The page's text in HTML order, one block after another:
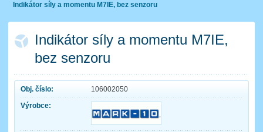
Indikátor síly a momentu M7IE, bez senzoru
Indikátor síly a momentu M7IE,
bez senzoru
Obj. číslo:
106002050
Výrobce:
Zapomenuté heslo Nová registrace